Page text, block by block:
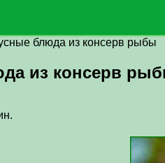
блюда из консерв рыбы
из консерв